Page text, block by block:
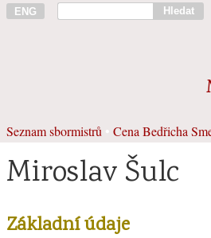
ENG Hledat
Seznam sbormistrů Cena Bedřicha
Miroslav Šulc
Základní údaje